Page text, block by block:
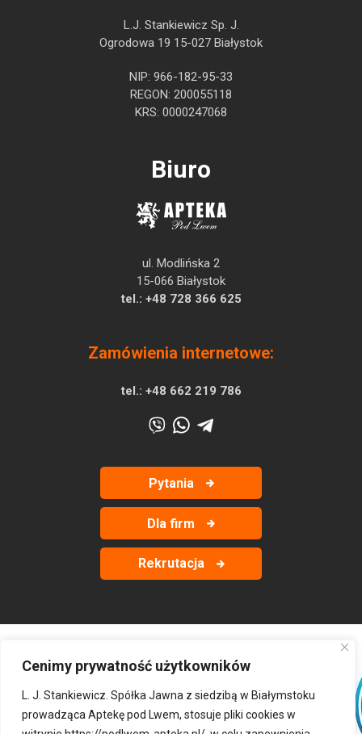
Cenimy prywatność użytkowników
L. J. Stankiewicz. Spółka Jawna z siedzibą w Białymstoku
prowadząca Aptekę pod Lwem, stosuje pliki cookies w
L.J. Stankiewicz Sp. J.
Ogrodowa 19 15-027 Białystok
NIP: 966-182-95-33
REGON: 200055118
KRS: 0000247068
Biuro
ul. Modlińska 2
15-066 Białystok
tel.: +48 728 366 625
Zamówienia internetowe:
tel.: +48 662 219 786
Pytania
Dla firm
Rekrutacja
‹